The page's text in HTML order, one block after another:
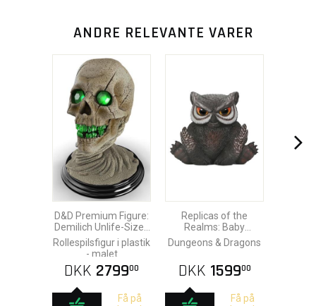
ANDRE RELEVANTE VARER
D&D Premium Figure:
Demilich Unlife-Sized
Replica
Rollespilsfigur i plastik
- malet
DKK 279900
Få på
Replicas of the
Realms: Baby
Owlbear Life-Sized
Figure
Dungeons & Dragons
DKK 159900
Få på